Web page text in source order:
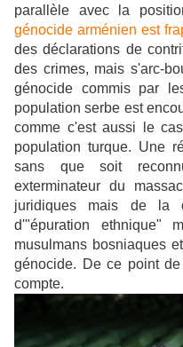
parallèle avec la
génocide arménien est
des déclarations de
des crimes, mais s'arc-
génocide commis par
population serbe est
comme c'est aussi le
population turque. Une
sans que soit
exterminateur du
juridiques mais de la
d'"épuration ethnique"
musulmans bosniaques
génocide. De ce point
compte.